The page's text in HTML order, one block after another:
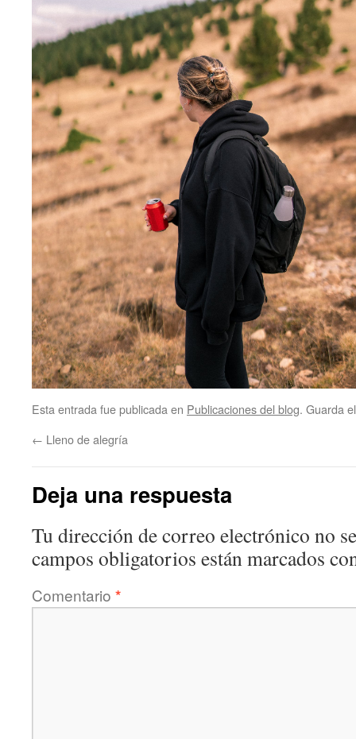
Esta entrada fue publicada en Publicaciones del blog. Guarda
← Lleno de alegría
Deja una respuesta
Tu dirección de correo electrónico no
campos obligatorios están marcados
Comentario *